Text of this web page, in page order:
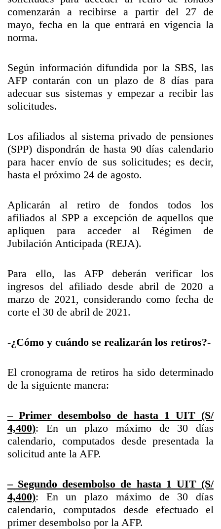
comenzarán a recibirse a partir del 27 de
mayo, fecha en la que entrará en vigencia la
norma.
Según información difundida por la SBS, las
AFP contarán con un plazo de 8 días para
adecuar sus sistemas y empezar a recibir las
solicitudes.
Los afiliados al sistema privado de pensiones
(SPP) dispondrán de hasta 90 días calendario
para hacer envío de sus solicitudes; es decir,
hasta el próximo 24 de agosto.
Aplicarán al retiro de fondos todos los
afiliados al SPP a excepción de aquellos que
apliquen para acceder al Régimen de
Jubilación Anticipada (REJA).
Para ello, las AFP deberán verificar los
ingresos del afiliado desde abril de 2020 a
marzo de 2021, considerando como fecha de
corte el 30 de abril de 2021.
-¿Cómo y cuándo se realizarán los retiros?-
El cronograma de retiros ha sido determinado
de la siguiente manera:
– Primer desembolso de hasta 1 UIT (S/
4,400): En un plazo máximo de 30 días
calendario, computados desde presentada la
solicitud ante la AFP.
– Segundo desembolso de hasta 1 UIT (S/
4,400): En un plazo máximo de 30 días
calendario, computados desde efectuado el
primer desembolso por la AFP.